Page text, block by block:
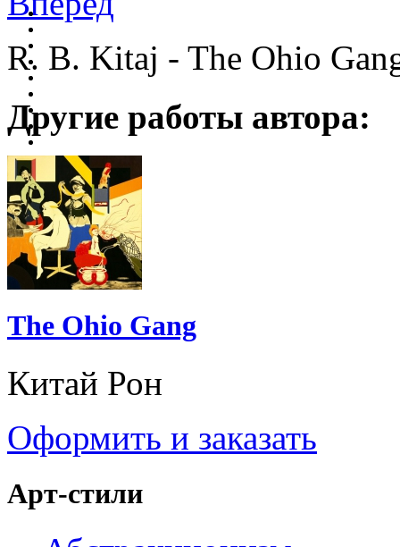
R. B. Kitaj - The Ohio
Другие работы автора:
The Ohio Gang
Китай Рон
Оформить и заказать
Арт-стили